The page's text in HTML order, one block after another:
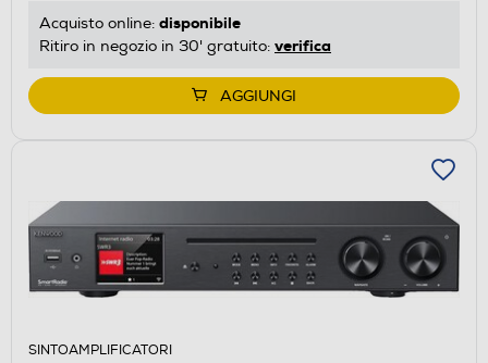
Acquisto online: disponibile
Ritiro in negozio in 30' gratuito: verifica
AGGIUNGI
SINTOAMPLIFICATORI